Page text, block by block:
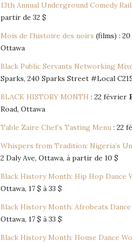
13th Annual Underground Comedy
partir de 32 $
Mois de l’histoire des noirs (films) :
Ottawa
Black Public Servants Networking
Sparks, 240 Sparks Street #Local
BLACK HISTORY MONTH : 22 février
Road, Ottawa
Table Zaire Chef’s Tasting Menu : 22
Whispers from Tradition: Nigeria’s
2 Daly Ave, Ottawa, à partir de 10 $
Black History Month: Hip Hop Dance
Ottawa, 17 $ à 33 $
Black History Month: Afrobeats
Ottawa, 17 $ à 33 $
Black History Month: House Dance